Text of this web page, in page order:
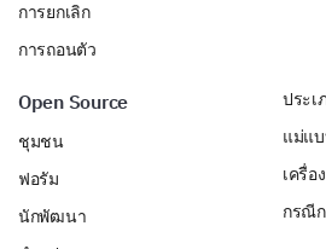
ช่วยให้เราเข้าใจลึกซึ้งถึงความคา
โปรดบอกเล่าประเด็นที่คุณเคย
การยกเลิก
การถอนตัว
Open Source
ชุมชน
ฟอรัม
นักพัฒนา
ประเ
แม่แ
เครื่อ
กรณี